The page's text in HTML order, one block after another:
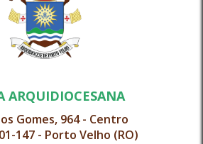
ARQUIDIOCESANA
Gomes, 964 - Centro
147 - Porto Velho (RO)